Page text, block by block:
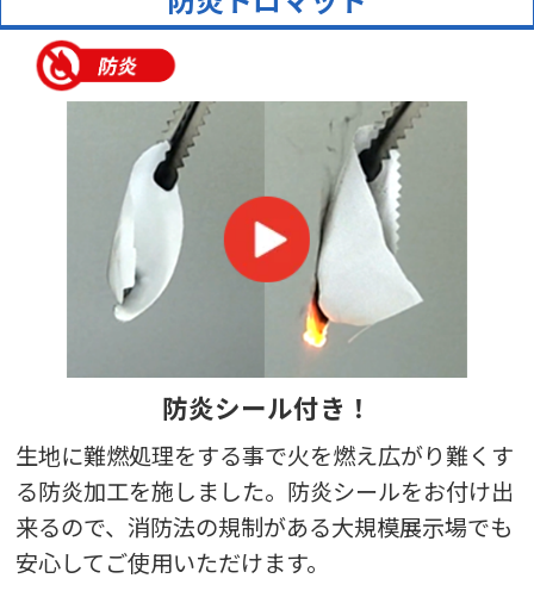
メール申込みの後、電話でも仕様の確認やアドバイスをしてもら
って安心感がありました。
【商品に関する満足度の理由】
品質全般、満足しています。色合いも希望の通りで良かったで
【どんなことに利用されましたか？】
東京端一 様
オリジナルテーブルクロス（展示会）
サービスの評価5
商品の評価5
投稿日：
2025.11.19
力
【サービスに関する満足度の理由】
スタッフさんの対応が素晴らしく良かったです。
【商品に関する満足度の理由】
生地も縫製もしっかりしていてよかったです。
【どんなことに利用されましたか？】
展示商談会で利用しました
防炎シール付き！
生地に難燃処理をする事で火を燃え広がり難くす
る防炎加工を施しました。防炎シールをお付け出
来るので、消防法の規制がある大規模展示場でも
安心してご使用いただけます。